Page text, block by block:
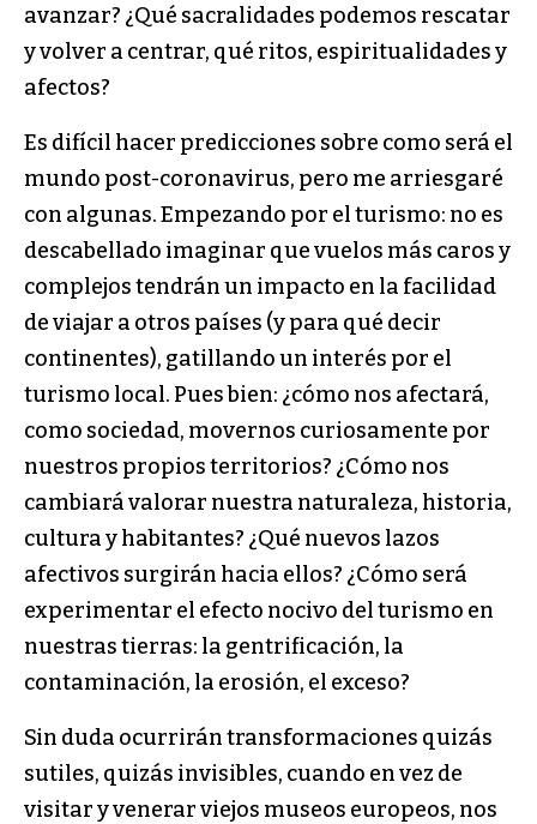
avanzar? ¿Qué sacralidades podemos rescatar
y volver a centrar, qué ritos, espiritualidades y
afectos?
Es difícil hacer predicciones sobre como será el
mundo post-coronavirus, pero me arriesgaré
con algunas. Empezando por el turismo: no es
descabellado imaginar que vuelos más caros y
complejos tendrán un impacto en la facilidad
de viajar a otros países (y para qué decir
continentes), gatillando un interés por el
turismo local. Pues bien: ¿cómo nos afectará,
como sociedad, movernos curiosamente por
nuestros propios territorios? ¿Cómo nos
cambiará valorar nuestra naturaleza, historia,
cultura y habitantes? ¿Qué nuevos lazos
afectivos surgirán hacia ellos? ¿Cómo será
experimentar el efecto nocivo del turismo en
nuestras tierras: la gentrificación, la
contaminación, la erosión, el exceso?
Sin duda ocurrirán transformaciones quizás
sutiles, quizás invisibles, cuando en vez de
visitar y venerar viejos museos europeos, nos